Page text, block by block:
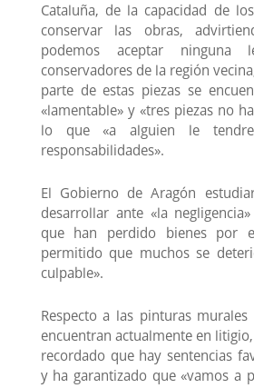
Cataluña, de la capacidad de
conservar las obras,
podemos aceptar ninguna
conservadores de la región
parte de estas piezas se
«lamentable» y «tres piezas no
lo que «a alguien le
responsabilidades».
El Gobierno de Aragón
desarrollar ante «la
que han perdido bienes por
permitido que muchos se
culpable».
Respecto a las pinturas
encuentran actualmente en
recordado que hay sentencias
y ha garantizado que «vamos a